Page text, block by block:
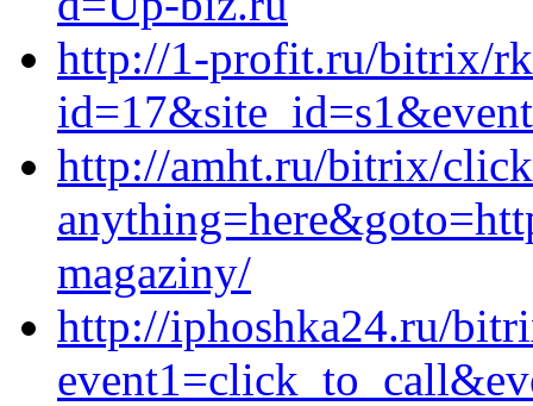
http://1-profit.ru/bitrix/
http://amht.ru/bitrix/
magaziny/
http://iphoshka24.ru/